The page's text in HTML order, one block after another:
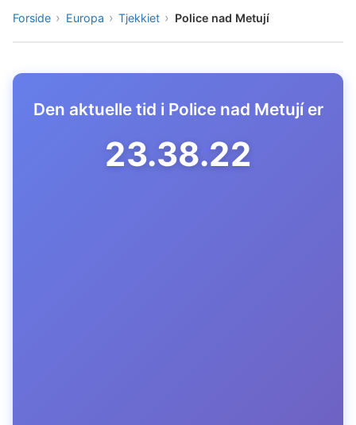
Forside Europa Tjekkiet Police nad Metují
Den aktuelle tid i Police nad Metují er
23.38.23